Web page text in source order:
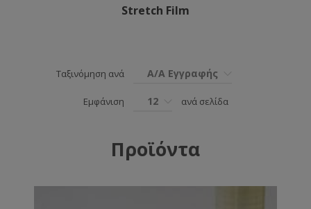
Stretch Film
Ταξινόμηση ανά Α/Α Εγγραφής
Εμφάνιση 12 ανά σελίδα
Προϊόντα